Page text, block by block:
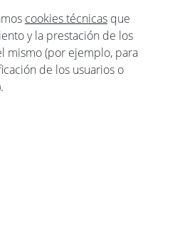
cookies técnicasque
y la prestación de los
mismo (por ejemplo, para
de los usuarios o